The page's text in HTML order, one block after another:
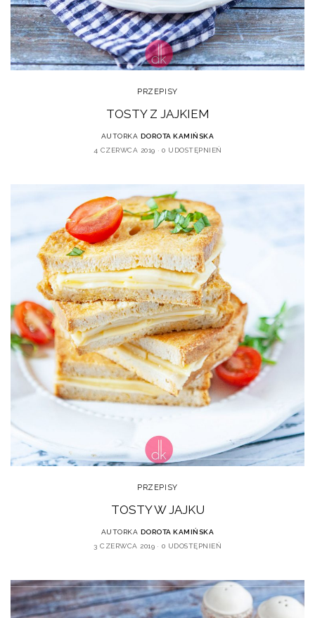
PRZEPISY
TOSTY Z JAJKIEM
AUTORKA DOROTA KAMIŃSKA
4 CZERWCA 2019
0 UDOSTĘPNIEŃ
PRZEPISY
TOSTY W JAJKU
AUTORKA DOROTA KAMIŃSKA
3 CZERWCA 2019
0 UDOSTĘPNIEŃ